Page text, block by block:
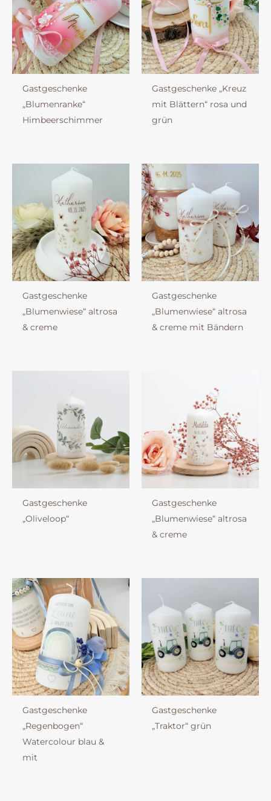
Gastgeschenke
„Blumenranke“
Himbeerschimmer
Gastgeschenke „Kreuz
mit Blättern“ rosa und
grün
Gastgeschenke
„Blumenwiese“ altrosa
& creme
Gastgeschenke
„Blumenwiese“ altrosa
& creme mit Bändern
Gastgeschenke
„Oliveloop“
Gastgeschenke
„Blumenwiese“ altrosa
& creme
Gastgeschenke
„Regenbogen“
Watercolour blau &
mit
Gastgeschenke
„Traktor“ grün